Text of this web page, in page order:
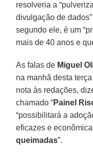
resolveria a
divulgação de
segundo ele, é um
mais de 40 anos e
As falas de Miguel
na manhã desta
nota às redações,
chamado “Painel
“possibilitará a
eficazes e
queimadas”.